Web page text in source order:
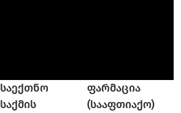
საექთნო
საქმის
ფარმაცია
(სააფთიაქო)